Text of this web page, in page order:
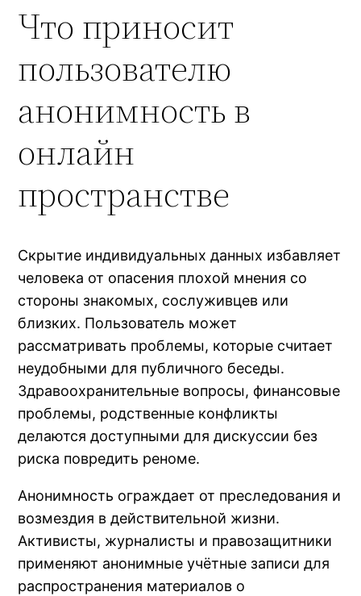
Что приносит
пользователю
анонимность в
онлайн
пространстве
Скрытие индивидуальных данных избавляет
человека от опасения плохой мнения со
стороны знакомых, сослуживцев или
близких. Пользователь может
рассматривать проблемы, которые считает
неудобными для публичного беседы.
Здравоохранительные вопросы, финансовые
проблемы, родственные конфликты
делаются доступными для дискуссии без
риска повредить реноме.
Анонимность ограждает от преследования и
возмездия в действительной жизни.
Активисты, журналисты и правозащитники
применяют анонимные учётные записи для
распространения материалов о